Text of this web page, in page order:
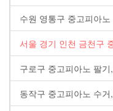
수원 영통구 중고피아
서울 경기 인천 금천구
구로구 중고피아노 팔
동작구 중고피아노 수